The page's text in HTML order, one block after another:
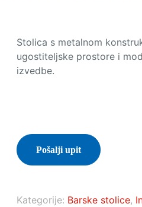
Stolica s metalnom
ugostiteljske prostore i
izvedbe.
Pošalji upit
Kategorije: Barske stolice,